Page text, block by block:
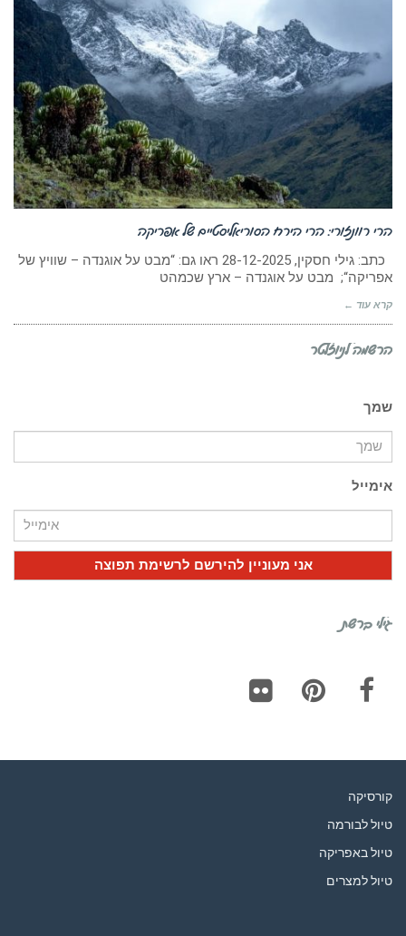
הרי רוונזורי: הרי הירח הסוריאליסטיים של אפריקה
כתב: גילי חסקין, 28-12-2025 ראו גם: “מבט על אוגנדה – שוויץ של
אפריקה“; מבט על אוגנדה – ארץ שכמהט
קרא עוד ←
הרשמה לניוזלטר
שמך
אימייל
גילי ברשת
קורסיקה
טיול לבורמה
טיול באפריקה
טיול למצרים